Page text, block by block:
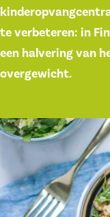
te verbeteren: in
een halvering van
overgewicht.